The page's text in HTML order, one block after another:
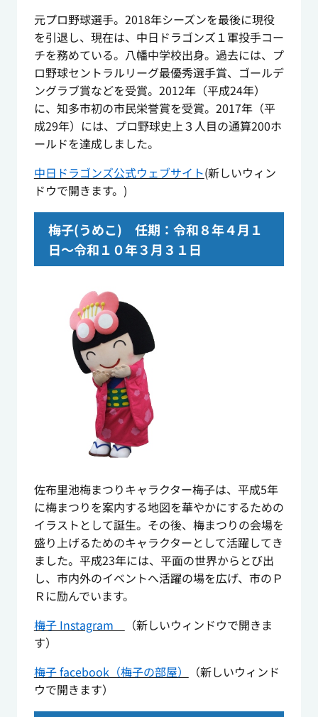
元プロ野球選手。2018年シーズンを最後に現役
を引退し、現在は、中日ドラゴンズ１軍投手コー
チを務めている。八幡中学校出身。過去には、プ
ロ野球セントラルリーグ最優秀選手賞、ゴールデ
ングラブ賞などを受賞。2012年（平成24年）
に、知多市初の市民栄誉賞を受賞。2017年（平
成29年）には、プロ野球史上３人目の通算200ホ
ールドを達成しました。
中日ドラゴンズ公式ウェブサイト(新しいウィン
ドウで開きます。)
梅子(うめこ) 任期：令和８年４月１
日～令和１０年３月３１日
佐布里池梅まつりキャラクター梅子は、平成5年
に梅まつりを案内する地図を華やかにするための
イラストとして誕生。その後、梅まつりの会場を
盛り上げるためのキャラクターとして活躍してき
ました。平成23年には、平面の世界からとび出
し、市内外のイベントへ活躍の場を広げ、市のＰ
Ｒに励んでいます。
梅子 Instagram
（新しいウィンドウで開きま
す）
梅子 facebook（梅子の部屋）
（新しいウィンド
ウで開きます）